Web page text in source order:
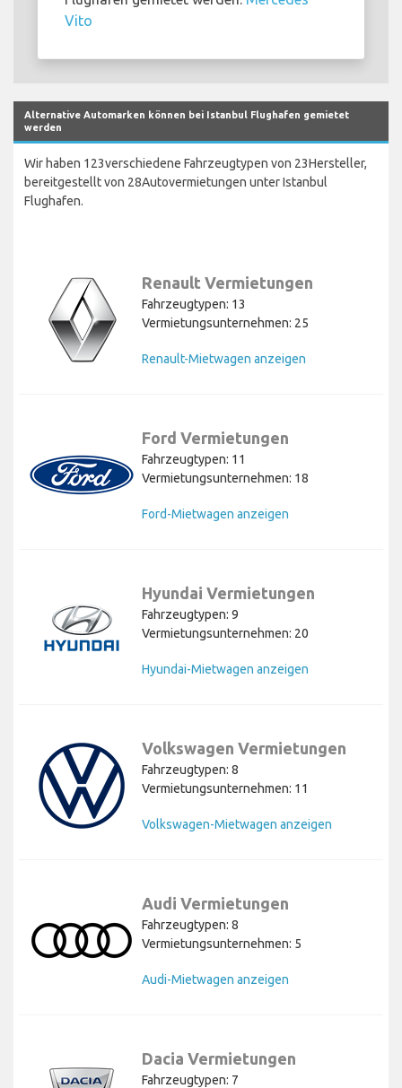
Vito
Alternative Automarken können bei Istanbul Flughafen gemietet
werden
Wir haben 123verschiedene Fahrzeugtypen von 23Hersteller,
bereitgestellt von 28Autovermietungen unter Istanbul
Flughafen.
Renault Vermietungen
Fahrzeugtypen: 13
Vermietungsunternehmen: 25
Renault-Mietwagen anzeigen
Ford Vermietungen
Fahrzeugtypen: 11
Vermietungsunternehmen: 18
Ford-Mietwagen anzeigen
Hyundai Vermietungen
Fahrzeugtypen: 9
Vermietungsunternehmen: 20
Hyundai-Mietwagen anzeigen
Volkswagen Vermietungen
Fahrzeugtypen: 8
Vermietungsunternehmen: 11
Volkswagen-Mietwagen anzeigen
Audi Vermietungen
Fahrzeugtypen: 8
Vermietungsunternehmen: 5
Audi-Mietwagen anzeigen
Dacia Vermietungen
Fahrzeugtypen: 7